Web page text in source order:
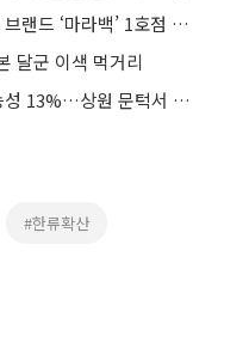
더본코리아, 일본 도쿄에 K-마라 브랜드 ‘마라백’ 1호점 개점
달군 이색 먹거리
美 클래리티 법안 연내 통과 가능성 13%…상원 문턱서 제동
#한류확산